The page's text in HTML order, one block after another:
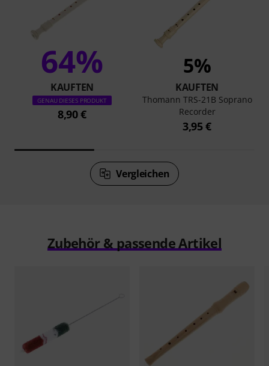
64%
KAUFTEN
GENAU DIESES PRODUKT
8,90 €
5%
KAUFTEN
Thomann TRS-21B Soprano
Recorder
3,95 €
Vergleichen
Zubehör & passende Artikel